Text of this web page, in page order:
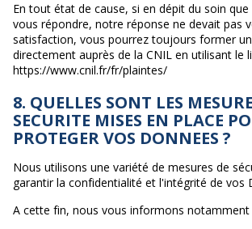
En tout état de cause, si en dépit du soin
vous répondre, notre réponse ne devait pas
satisfaction, vous pourrez toujours former
directement auprès de la CNIL en utilisant le
https://www.cnil.fr/fr/plaintes/
8. QUELLES SONT LES
SECURITE MISES EN PLACE
PROTEGER VOS DONNEES ?
Nous utilisons une variété de mesures de
garantir la confidentialité et l'intégrité de vos
A cette fin, nous vous informons notamment